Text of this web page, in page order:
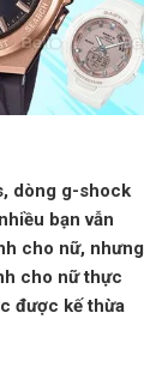
dòng g-shock
bạn vẫn
cho nữ, nhưng
cho nữ thực
được kế thừa